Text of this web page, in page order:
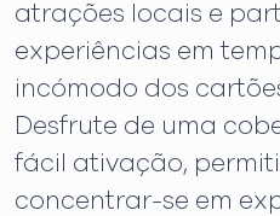
atrações locais e
experiências em
incómodo dos
Desfrute de uma
fácil ativação,
concentrar-se em